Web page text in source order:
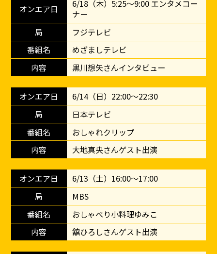
6/18（木）5:25～9:00 エンタメコー
ナー
フジテレビ
めざましテレビ
黒川想矢さんインタビュー
6/14（日）22:00～22:30
日本テレビ
おしゃれクリップ
大地真央さんゲスト出演
6/13（土）16:00～17:00
MBS
おしゃべり小料理ゆみこ
舘ひろしさんゲスト出演